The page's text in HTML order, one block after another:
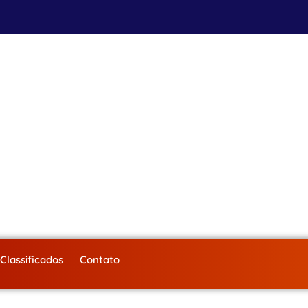
Classificados Contato